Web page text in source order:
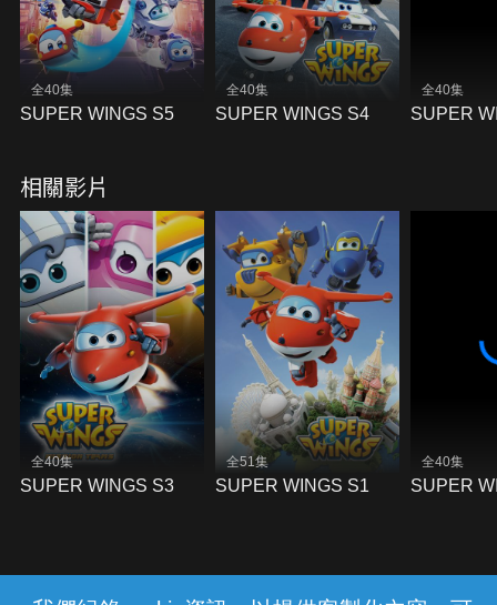
全40集
SUPER WINGS S5
全40集
SUPER WINGS S4
全40集
SUPER
相關影片
全40集
SUPER WINGS S3
全51集
SUPER WINGS S1
全40集
SUPER